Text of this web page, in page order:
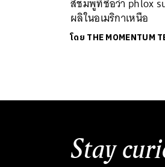
ผลิในอเมริกาเหนือ
โดย THE MOMENTUM
Stay